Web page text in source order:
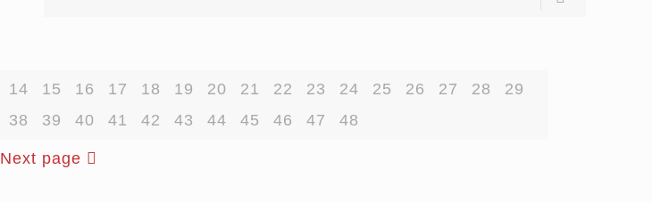
14 15 16 17 18 19 20 21 22 23 24 25 26 27 28
29
38 39 40 41 42 43 44 45 46 47 48
Next page